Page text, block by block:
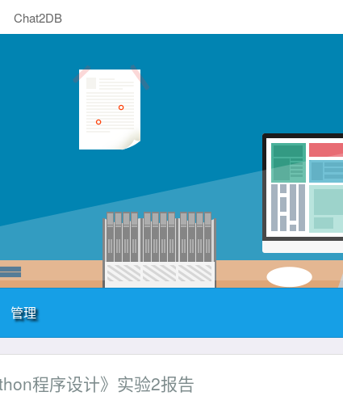
Chat2DB
管理
程序设计》实验2报告